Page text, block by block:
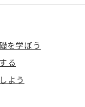
を学ぼう
る
よう
り方